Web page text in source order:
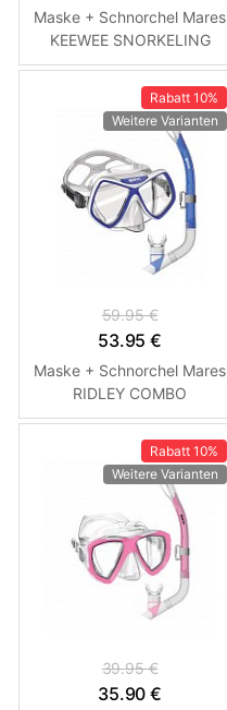
Maske + Schnorchel Mares
KEEWEE SNORKELING
Schnorchelset Tyrkysová
Rabatt 10%
Weitere Varianten
59.95 €
53.95 €
Maske + Schnorchel Mares
RIDLEY COMBO
Schnorchelset Modrá
Rabatt 10%
Weitere Varianten
39.95 €
35.90 €